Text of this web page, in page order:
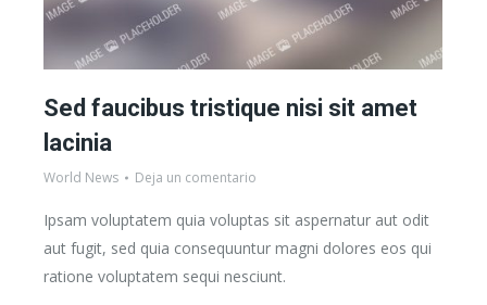
Sed faucibus tristique nisi sit amet
lacinia
World News Deja un comentario
Ipsam voluptatem quia voluptas sit aspernatur aut odit
aut fugit, sed quia consequuntur magni dolores eos qui
ratione voluptatem sequi nesciunt.